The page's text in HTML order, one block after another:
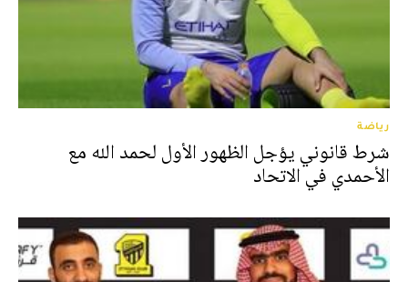
رياضة
شرط قانوني يؤجل الظهور الأول لحمد الله مع
الأحمدي في الاتحاد